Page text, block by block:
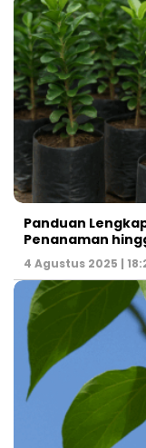
Panduan
Penanaman
4 Agustus 2025 |